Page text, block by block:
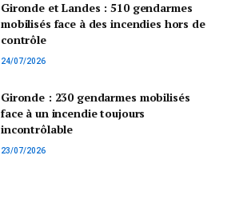
Gironde et Landes : 510 gendarmes
mobilisés face à des incendies hors de
contrôle
24/07/2026
Gironde : 230 gendarmes mobilisés
face à un incendie toujours
incontrôlable
23/07/2026